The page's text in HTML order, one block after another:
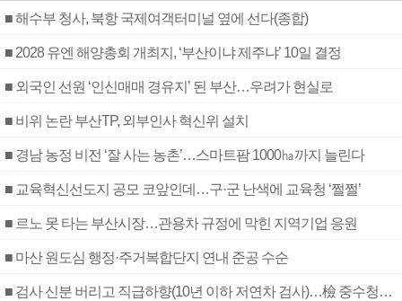
■ 해수부 청사, 북항 국제여객터미널 옆에 선다(종합)
■ 2028 유엔 해양총회 개최지, ‘부산이냐 제주냐’ 10일 결정
■ 외국인 선원 ‘인신매매 경유지’ 된 부산…우려가 현실로
■ 비위 논란 부산TP, 외부인사 혁신위 설치
■ 경남 농정 비전 ‘잘 사는 농촌’…스마트팜 1000㏊까지 늘린다
■ 교육혁신선도지 공모 코앞인데…구·군 난색에 교육청 ‘쩔쩔’
■ 르노 못 타는 부산시장…관용차 규정에 막힌 지역기업 응원
■ 마산 원도심 행정·주거복합단지 연내 준공 수순
■ 검사 신분 버리고 직급하향(10년 이하 저연차 검사)…檢 중수청행 기피